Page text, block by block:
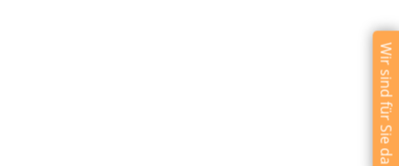
Wir sind für Sie da